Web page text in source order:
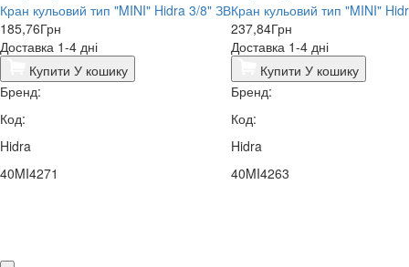
Кран кульовий тип "MINI" Hidra 3/8" ЗВ
185,76Грн
Доставка 1-4 дні
Купити У кошику
Бренд:
Код:
Hidra
40MI4271
Кран кульовий тип "MINI"
237,84Грн
Доставка 1-4 дні
Купити У кошику
Бренд:
Код:
Hidra
40MI4263